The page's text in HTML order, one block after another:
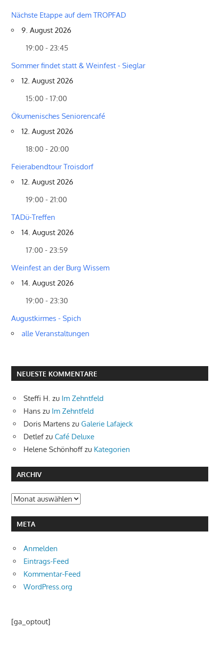
Nächste Etappe auf dem TROPFAD
9. August 2026
19:00 - 23:45
Sommer findet statt & Weinfest - Sieglar
12. August 2026
15:00 - 17:00
Ökumenisches Seniorencafé
12. August 2026
18:00 - 20:00
Feierabendtour Troisdorf
12. August 2026
19:00 - 21:00
TADü-Treffen
14. August 2026
17:00 - 23:59
Weinfest an der Burg Wissem
14. August 2026
19:00 - 23:30
Augustkirmes - Spich
alle Veranstaltungen
NEUESTE KOMMENTARE
Steffi H. zu Im Zehntfeld
Hans zu Im Zehntfeld
Doris Martens zu Galerie Lafajeck
Detlefzu Café Deluxe
Helene Schönhoff zu Kategorien
ARCHIV
Archiv
META
Anmelden
Eintrags-Feed
Kommentar-Feed
WordPress.org
[ga_optout]